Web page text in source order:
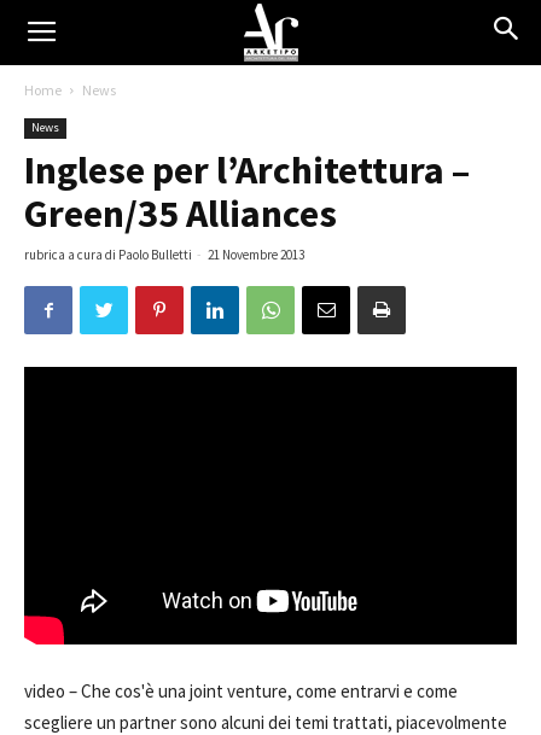
Home News
News
Inglese per l’Architettura –
Green/35 Alliances
rubrica a cura di Paolo Bulletti - 21 Novembre 2013
video –Che cos'è una joint venture, come entrarvi e come
scegliere un partner sono alcuni dei temi trattati, piacevolmente